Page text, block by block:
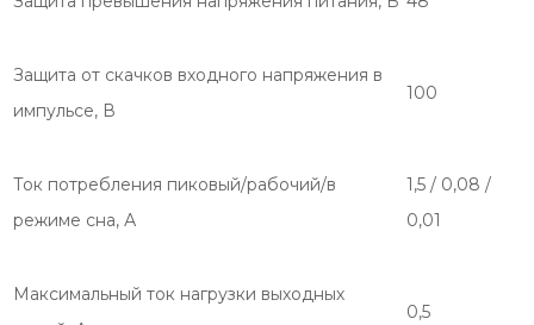
Защита от скачков входного напряжения в
импульсе, В
100
Ток потребления пиковый/рабочий/в
режиме сна, А
1,5 / 0,08 /
0,01
Максимальный ток нагрузки выходных
0,5